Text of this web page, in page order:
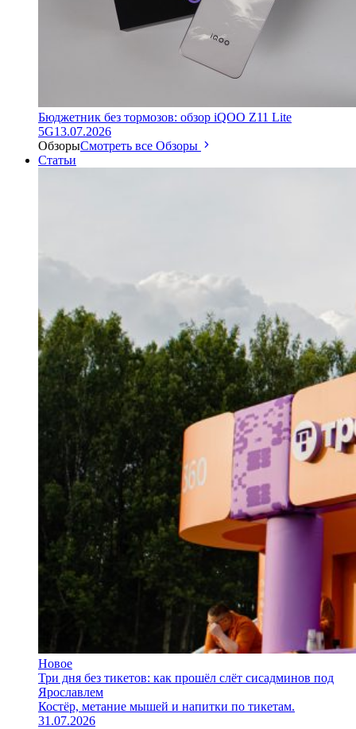
Бюджетник без тормозов: обзор iQOO Z11 Lite
5G13.07.2026
ОбзорыСмотреть все Обзоры
Статьи
Новое
Три дня без тикетов: как прошёл слёт сисадминов под
Ярославлем
Костёр, метание мышей и напитки по тикетам.
31.07.2026